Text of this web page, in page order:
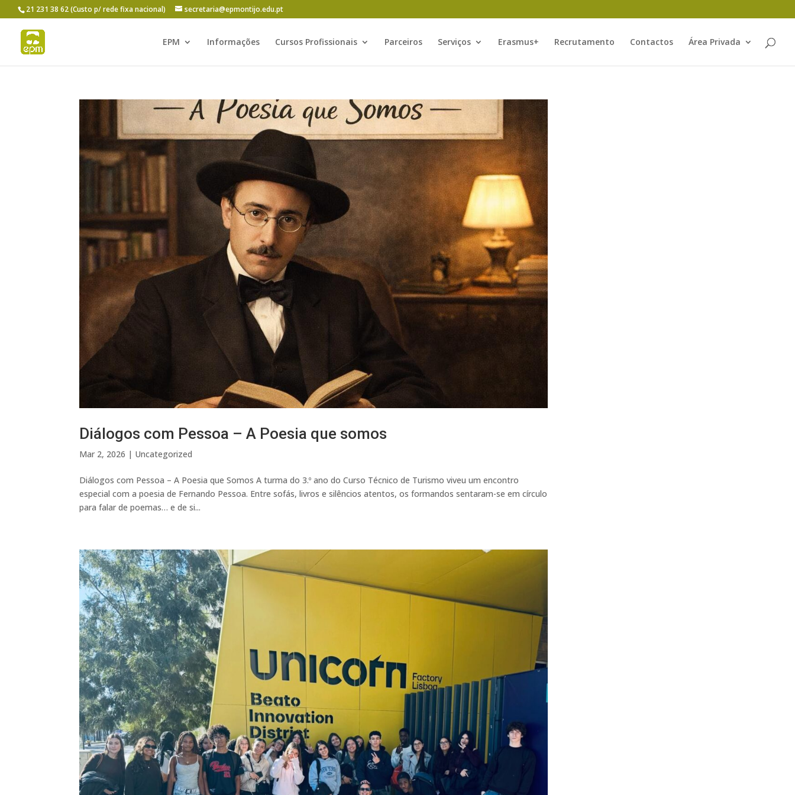
21 231 38 62 (Custo p/ rede fixa nacional) secretaria@epmontijo.edu.pt
EPM Informações Cursos Profissionais Parceiros Serviços Erasmus+ Recrutamento Contactos Área Privada
Diálogos com Pessoa – A Poesia que somos
Mar 2, 2026 | Uncategorized
Diálogos com Pessoa – A Poesia que Somos A turma do 3.º ano do Curso Técnico de Turismo viveu um encontro
especial com a poesia de Fernando Pessoa. Entre sofás, livros e silêncios atentos, os formandos sentaram-se em círculo
para falar de poemas… e de si...